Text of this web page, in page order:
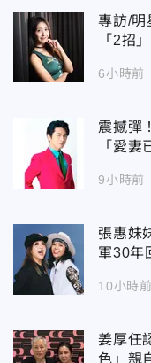
專訪/明
「2招
6小時前
震撼彈
「愛妻
9小時前
張惠妹
軍30年
10小時前
姜厚任
色」親